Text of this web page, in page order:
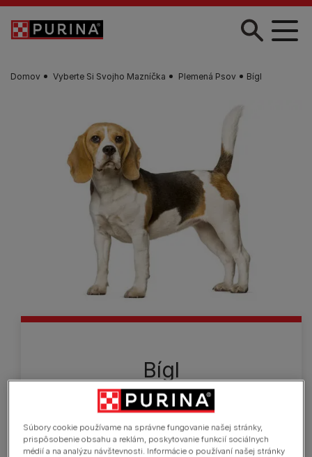
Skočiť na hlavný obsah
Domov Vyberte Si Svojho Mazníčka Plemená Psov Bígl
Bígl
Tieto robustné a odvážne malé psy majú milý
výraz a sú kompaktné a atletické. Majú krátku srsť,
ktorá je hustá a odolná voči poveternostným
vplyvom a vyskytuje sa v rôznych farbách a
Súbory cookie používame na správne fungovanie našej stránky,
prispôsobenie obsahu a reklám, poskytovanie funkcií sociálnych
médií a na analýzu návštevnosti. Informácie o používaní našej stránky